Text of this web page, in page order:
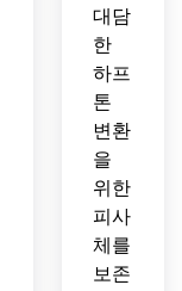
대담
한
하프
톤
변환
을
위한
피사
체를
보존